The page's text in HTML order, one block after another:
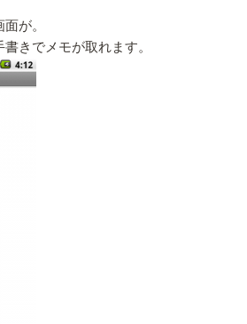
が。
きでメモが取れます。